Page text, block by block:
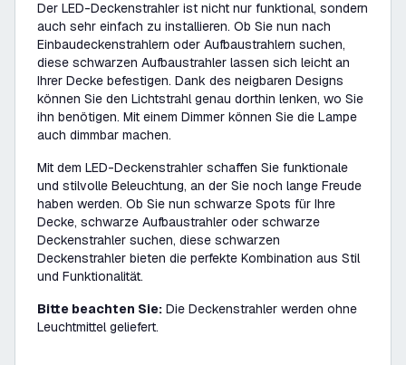
Der LED-Deckenstrahler ist nicht nur funktional, sondern
auch sehr einfach zu installieren. Ob Sie nun nach
Einbaudeckenstrahlern oder Aufbaustrahlern suchen,
diese schwarzen Aufbaustrahler lassen sich leicht an
Ihrer Decke befestigen. Dank des neigbaren Designs
können Sie den Lichtstrahl genau dorthin lenken, wo Sie
ihn benötigen. Mit einem Dimmer können Sie die Lampe
auch dimmbar machen.
Mit dem LED-Deckenstrahler schaffen Sie funktionale
und stilvolle Beleuchtung, an der Sie noch lange Freude
haben werden. Ob Sie nun schwarze Spots für Ihre
Decke, schwarze Aufbaustrahler oder schwarze
Deckenstrahler suchen, diese schwarzen
Deckenstrahler bieten die perfekte Kombination aus Stil
und Funktionalität.
Bitte beachten Sie: Die Deckenstrahler werden ohne
Leuchtmittel geliefert.